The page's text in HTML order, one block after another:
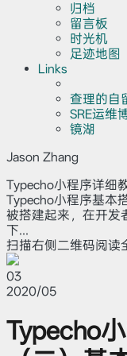
归档
留言板
时光机
足迹地图
Links
查理的自
SRE运维
镜湖
Jason Zhang
Typecho小程序详细
Typecho小程序基本
被搭建起来，在开发
下...
扫描右侧二维码阅读
03
2020/05
Typecho